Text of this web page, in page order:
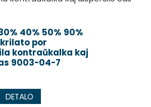
40% 50% 90%
por
kontraŭkalka kaj
9003-04-7
DETALO